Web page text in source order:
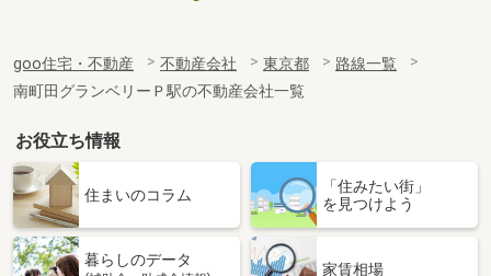
goo住宅・不動産 不動産会社 東京都
路線一覧
南町田グランベリーＰ駅の不動産会社一覧
お役立ち情報
住まいのコラム
「住みたい街」
を見つけよう
暮らしのデータ
家賃相場